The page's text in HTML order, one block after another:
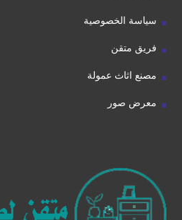
سياسة الخصوصية
فريق متقن
مصنع اثاث عمولة
معرض صور